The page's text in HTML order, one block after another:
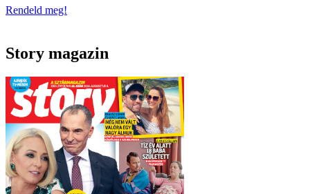
Rendeld meg!
Story magazin